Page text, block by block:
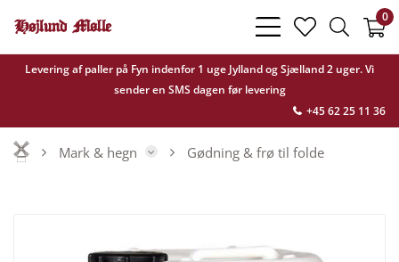
Levering af paller på Fyn indenfor 1 uge Jylland og Sjælland 2 uger. Vi
sender en SMS dagen før levering
+45 62 25 11 36
bars
light
heart
light
search
light
0
Mark & hegn Gødning & frø til folde